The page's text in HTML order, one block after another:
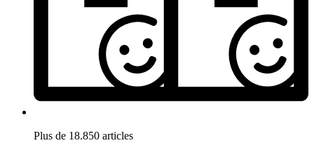
Plus de 18.850 articles